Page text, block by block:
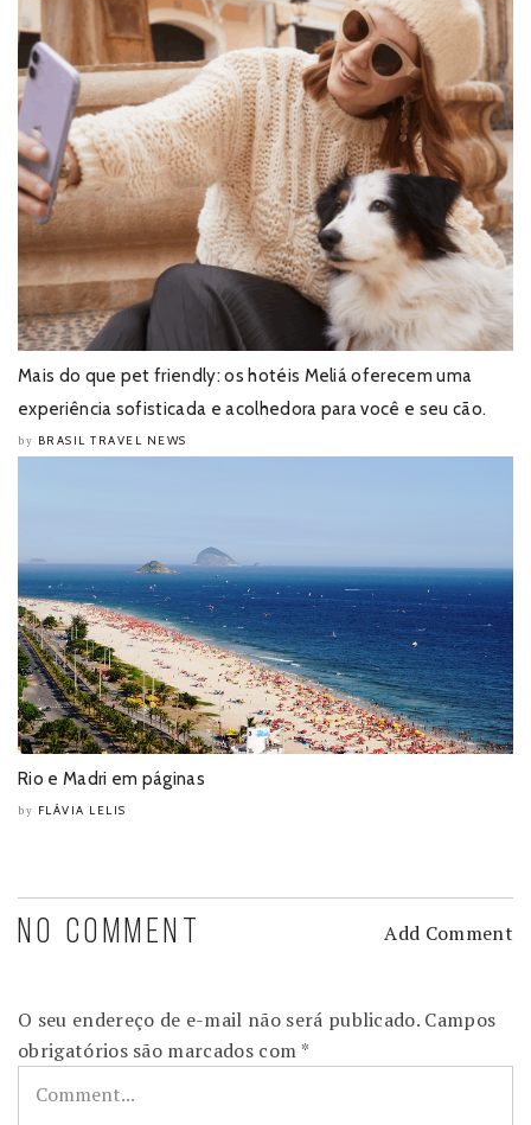
Mais do que pet friendly: os hotéis Meliá oferecem uma
experiência sofisticada e acolhedora para você e seu cão.
by BRASIL TRAVEL NEWS
Rio e Madri em páginas
by FLÁVIA LELIS
NO COMMENT Add Comment
O seu endereço de e-mail não será publicado. Campos
obrigatórios são marcados com *